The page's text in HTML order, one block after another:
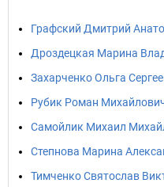
Графский Дмитрий
Дроздецкая Марина
Захарченко Ольга
Рубик Роман
Самойлик Михаил
Степнова Марина
Тимченко Святослав